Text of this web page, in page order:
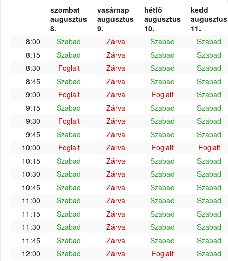
szombat
augusztus
8.
vasárnap
augusztus
9.
hétfő
augusztus
10.
kedd
augusztus
11.
8:00
Szabad Zárva Szabad
Szabad
8:15
Szabad Zárva Szabad
Szabad
8:30
Foglalt Zárva Szabad
Szabad
8:45
Szabad Zárva Szabad
Szabad
9:00
Foglalt Zárva Foglalt
Szabad
9:15
Szabad Zárva Szabad
Szabad
9:30
Foglalt Zárva Szabad
Szabad
9:45
Szabad Zárva Szabad
Szabad
10:00
Foglalt Zárva Foglalt
Foglalt
10:15
Szabad Zárva Szabad
Szabad
10:30
Szabad Zárva Szabad
Szabad
10:45
Szabad Zárva Szabad
Szabad
11:00
Szabad Zárva Szabad
Szabad
11:15
Szabad Zárva Szabad
Szabad
11:30
Szabad Zárva Szabad
Szabad
11:45
Szabad Zárva Szabad
Szabad
12:00
Szabad Zárva Foglalt
Szabad